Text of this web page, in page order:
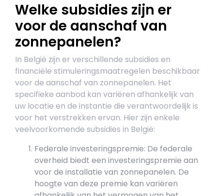
Welke subsidies zijn er
voor de aanschaf van
zonnepanelen?
In België zijn er verschillende subsidies en
financiële stimuleringsmaatregelen beschikbaar
voor de aanschaf van zonnepanelen. Het
specifieke aanbod kan variëren afhankelijk van
uw locatie en de instantie die verantwoordelijk is
voor het verstrekken ervan. Hier zijn enkele
veelvoorkomende subsidies in België:
Federale investeringspremie: De federale
overheid biedt een investeringspremie aan
voor de installatie van zonnepanelen. De
hoogte van deze premie kan variëren